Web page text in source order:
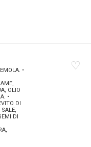
•
OLIO
•
DI
DI
♡